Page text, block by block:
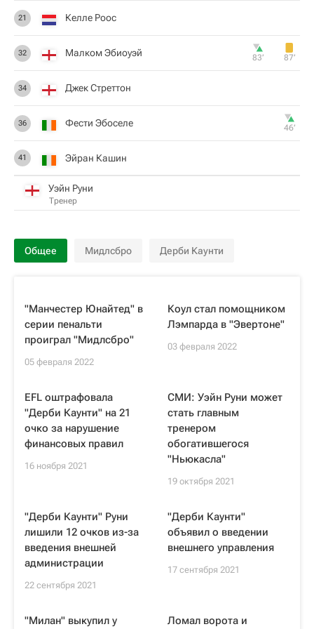
21 Келле Роос
32 Малком Эбиоуэй 83‎’‎ 87‎’‎
34 Джек Стреттон
36 Фести Эбоселе 46‎’‎
41 Эйран Кашин
Уэйн Руни
Тренер
Общее Мидлсбро Дерби Каунти
"Манчестер Юнайтед" в
серии пенальти
проиграл "Мидлсбро"
05 февраля 2022
Коул стал помощником
Лэмпарда в "Эвертоне"
03 февраля 2022
EFL оштрафовала
"Дерби Каунти" на 21
очко за нарушение
финансовых правил
16 ноября 2021
СМИ: Уэйн Руни может
стать главным
тренером
обогатившегося
"Ньюкасла"
19 октября 2021
"Дерби Каунти" Руни
лишили 12 очков из-за
введения внешней
администрации
22 сентября 2021
"Дерби Каунти"
объявил о введении
внешнего управления
17 сентября 2021
"Милан" выкупил у
Ломал ворота и